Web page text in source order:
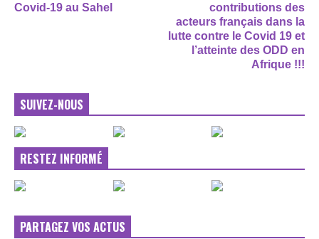
Covid-19 au Sahel
contributions des
acteurs français dans la
lutte contre le Covid 19 et
l’atteinte des ODD en
Afrique !!!
SUIVEZ-NOUS
RESTEZ INFORMÉ
PARTAGEZ VOS ACTUS